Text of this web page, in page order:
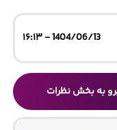
1404/06/13 - ۱۶:۱۳
به بخش نظرات